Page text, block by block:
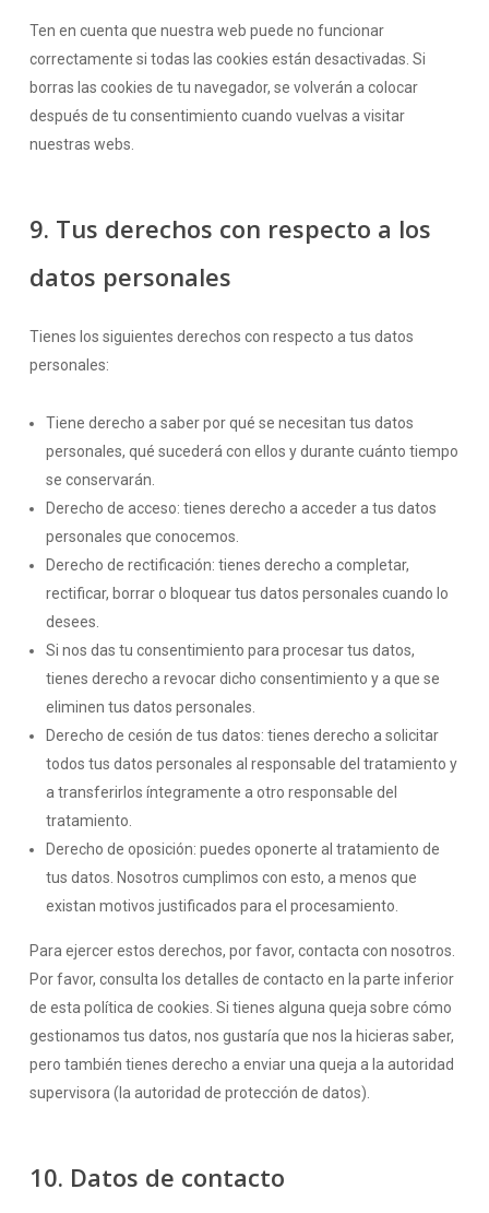
Ten en cuenta que nuestra web puede no funcionar
correctamente si todas las cookies están desactivadas. Si
borras las cookies de tu navegador, se volverán a colocar
después de tu consentimiento cuando vuelvas a visitar
nuestras webs.
9. Tus derechos con respecto a los
datos personales
Tienes los siguientes derechos con respecto a tus datos
personales:
Tiene derecho a saber por qué se necesitan tus datos
personales, qué sucederá con ellos y durante cuánto tiempo
se conservarán.
Derecho de acceso: tienes derecho a acceder a tus datos
personales que conocemos.
Derecho de rectificación: tienes derecho a completar,
rectificar, borrar o bloquear tus datos personales cuando lo
desees.
Si nos das tu consentimiento para procesar tus datos,
tienes derecho a revocar dicho consentimiento y a que se
eliminen tus datos personales.
Derecho de cesión de tus datos: tienes derecho a solicitar
todos tus datos personales al responsable del tratamiento y
a transferirlos íntegramente a otro responsable del
tratamiento.
Derecho de oposición: puedes oponerte al tratamiento de
tus datos. Nosotros cumplimos con esto, a menos que
existan motivos justificados para el procesamiento.
Para ejercer estos derechos, por favor, contacta con nosotros.
Por favor, consulta los detalles de contacto en la parte inferior
de esta política de cookies. Si tienes alguna queja sobre cómo
gestionamos tus datos, nos gustaría que nos la hicieras saber,
pero también tienes derecho a enviar una queja a la autoridad
supervisora (la autoridad de protección de datos).
10. Datos de contacto